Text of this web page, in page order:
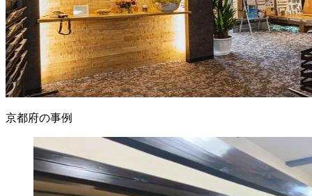
京都府の事例